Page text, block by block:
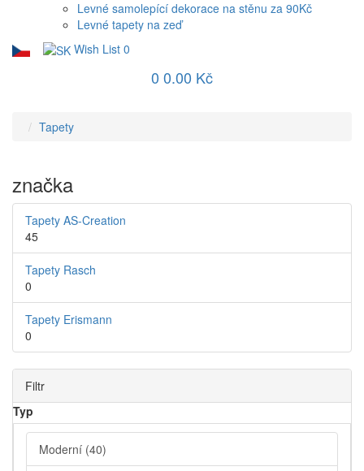
Levné samolepící dekorace na stěnu za 90Kč
Levné tapety na zeď
Wish List 0
0 0.00 Kč
Tapety
značka
Tapety AS-Creation
45
Tapety Rasch
0
Tapety Erismann
0
Filtr
Typ
Moderní (40)